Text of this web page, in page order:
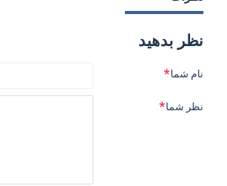
نظر بدهید
نام شما
نظر شما